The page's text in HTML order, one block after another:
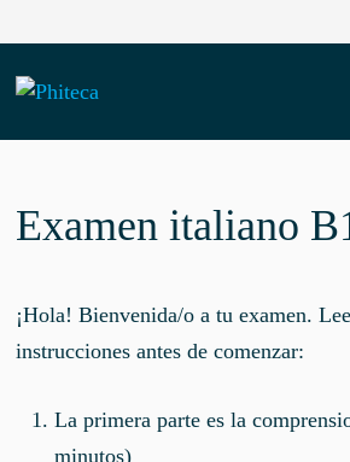
al
contenido
Examen italiano
¡Hola! Bienvenida/o a tu examen.
instrucciones antes de comenzar:
La primera parte es la
minutos)